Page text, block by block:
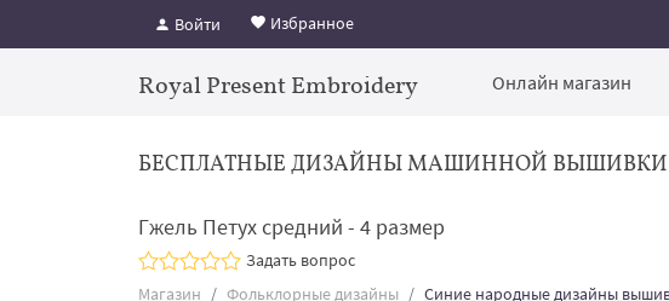
Войти Избранное
Royal Present Embroidery Онлайн магазин
БЕСПЛАТНЫЕ ДИЗАЙНЫ МАШИННОЙ
Гжель Петух средний - 4 размер
Задать вопрос
Магазин
Фольклорные дизайны Синие народные дизайны